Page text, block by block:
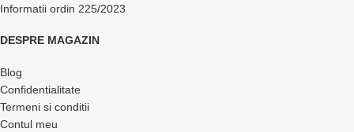
Informatii ordin 225/2023
DESPRE MAGAZIN
Blog
Confidentialitate
Termeni si conditii
Contul meu